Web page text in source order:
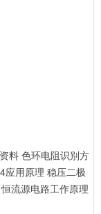
料色环电阻识别方
应用原理 稳压二极
恒流源电路工作原理